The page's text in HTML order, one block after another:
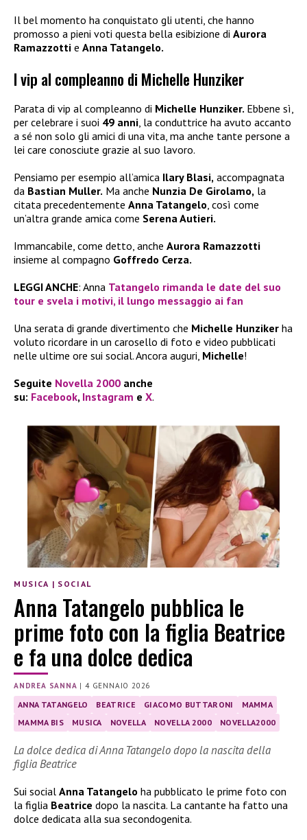
Il bel momento ha conquistato gli utenti, che hanno
promosso a pieni voti questa bella esibizione di Aurora
Ramazzotti e Anna Tatangelo.
I vip al compleanno di Michelle Hunziker
Parata di vip al compleanno di Michelle Hunziker. Ebbene sì,
per celebrare i suoi 49 anni , la conduttrice ha avuto accanto
a sé non solo gli amici di una vita, ma anche tante persone a
lei care conosciute grazie al suo lavoro.
Pensiamo per esempio all’amica Ilary Blasi, accompagnata
da Bastian Muller. Ma anche Nunzia De Girolamo, la
citata precedentemente Anna Tatangelo , così come
un’altra grande amica come Serena Autieri.
Immancabile, come detto, anche Aurora Ramazzotti
insieme al compagno Goffredo Cerza.
LEGGI ANCHE: Anna Tatangelo rimanda le date del suo
tour e svela i motivi, il lungo messaggio ai fan
Una serata di grande divertimento che Michelle Hunziker ha
voluto ricordare in un carosello di foto e video pubblicati
nelle ultime ore sui social. Ancora auguri, Michelle!
Seguite Novella 2000 anche
su: Facebook, Instagram e X.
MUSICA | SOCIAL
Anna Tatangelo pubblica le
prime foto con la figlia Beatrice
e fa una dolce dedica
ANDREA SANNA |4 GENNAIO 2026
ANNA TATANGELO BEATRICE GIACOMO BUTTARONI
MAMMA
MAMMA BIS
MUSICA NOVELLA NOVELLA 2000 NOVELLA2000
La dolce dedica di Anna Tatangelo dopo la nascita della
figlia Beatrice
Sui social Anna Tatangelo ha pubblicato le prime foto con
la figlia Beatrice dopo la nascita. La cantante ha fatto una
dolce dedicata alla sua secondogenita.